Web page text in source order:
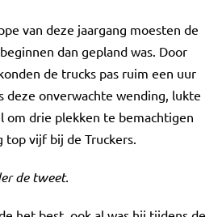
van deze jaargang moesten de
dan gepland was. Door
de trucks pas ruim een uur
deze onverwachte wending, lukte
om drie plekken te bemachtigen
top vijf bij de Truckers.
de tweet.